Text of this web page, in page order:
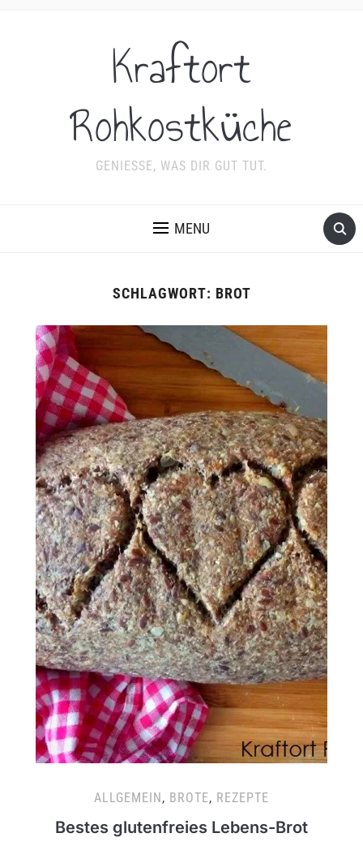
Kraftort
Rohkostküche
GENIESSE, WAS DIR GUT TUT.
MENU
SCHLAGWORT: BROT
ALLGEMEIN, BROTE, REZEPTE
Bestes glutenfreies Lebens-Brot